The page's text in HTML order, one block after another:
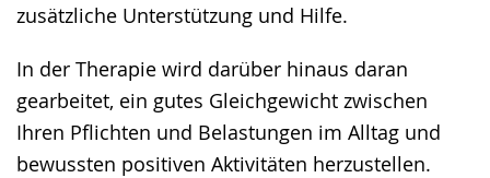
zusätzliche Unterstützung und Hilfe.
In der Therapie wird darüber hinaus daran
gearbeitet, ein gutes Gleichgewicht zwischen
Ihren Pflichten und Belastungen im Alltag und
bewussten positiven Aktivitäten herzustellen.